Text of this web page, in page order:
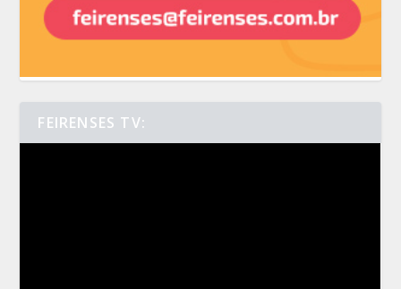
FEIRENSES TV: